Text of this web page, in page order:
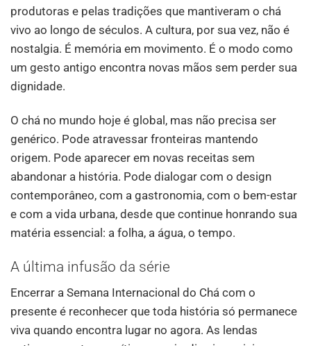
produtoras e pelas tradições que mantiveram o chá
vivo ao longo de séculos. A cultura, por sua vez, não é
nostalgia. É memória em movimento. É o modo como
um gesto antigo encontra novas mãos sem perder sua
dignidade.
O chá no mundo hoje é global, mas não precisa ser
genérico. Pode atravessar fronteiras mantendo
origem. Pode aparecer em novas receitas sem
abandonar a história. Pode dialogar com o design
contemporâneo, com a gastronomia, com o bem-estar
e com a vida urbana, desde que continue honrando sua
matéria essencial: a folha, a água, o tempo.
A última infusão da série
Encerrar a Semana Internacional do Chá com o
presente é reconhecer que toda história só permanece
viva quando encontra lugar no agora. As lendas